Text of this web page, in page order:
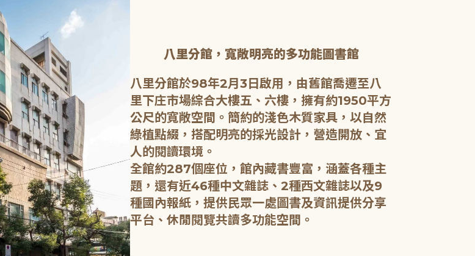
八里分館，寬敞明亮的多功能圖書館
八里分館於98年2月3日啟用，由舊館喬遷至八
里下庄市場綜合大樓五、六樓，擁有約1950平方
公尺的寬敞空間。簡約的淺色木質家具，以自然
綠植點綴，搭配明亮的採光設計，營造開放、宜
人的閱讀環境。
全館約287個座位，館內藏書豐富，涵蓋各種主
題，還有近46種中文雜誌、2種西文雜誌以及9
種國內報紙，提供民眾一處圖書及資訊提供分享